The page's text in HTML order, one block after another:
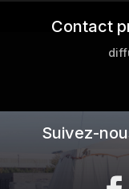
Contact
Suivez-